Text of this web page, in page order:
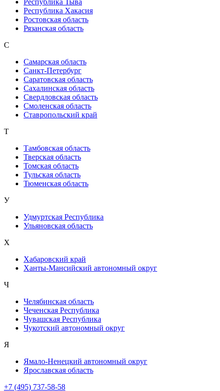
Республика Тыва
Республика Хакасия
Ростовская область
Рязанская область
С
Самарская область
Санкт-Петербург
Саратовская область
Сахалинская область
Свердловская область
Смоленская область
Ставропольский край
Т
Тамбовская область
Тверская область
Томская область
Тульская область
Тюменская область
У
Удмуртская Республика
Ульяновская область
Х
Хабаровский край
Ханты-Мансийский автономный округ
Ч
Челябинская область
Чеченская Республика
Чувашская Республика
Чукотский автономный округ
Я
Ямало-Ненецкий автономный округ
Ярославская область
+7 (495) 737-58-58